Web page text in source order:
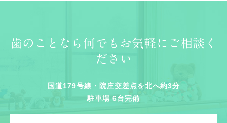
歯のことなら何でもお気軽にご相談く
ださい
国道179号線・院庄交差点を北へ約3分
駐車場 6台完備